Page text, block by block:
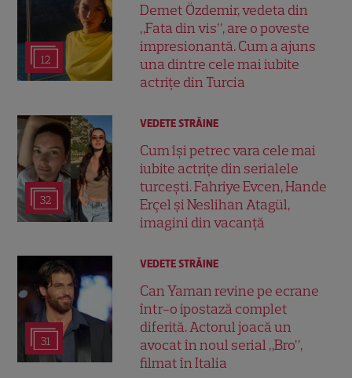
12
Demet Özdemir, vedeta din
„Fata din vis”, are o poveste
impresionantă. Cum a ajuns
una dintre cele mai iubite
actrițe din Turcia
32
VEDETE STRĂINE
Cum își petrec vara cele mai
iubite actrițe din serialele
turcești. Fahriye Evcen, Hande
Erçel și Neslihan Atagül,
imagini din vacanță
31
VEDETE STRĂINE
Can Yaman revine pe ecrane
într-o ipostază complet
diferită. Actorul joacă un
avocat în noul serial „Bro”,
filmat în Italia